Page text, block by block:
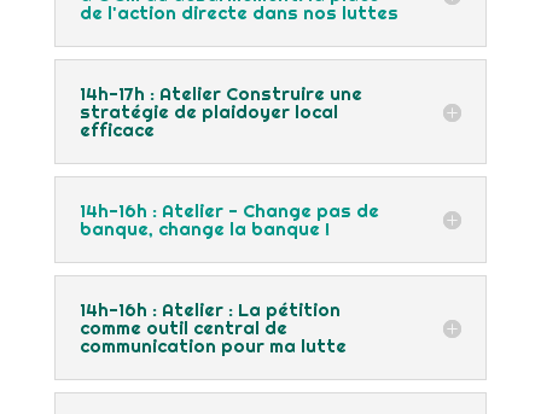
de l'action directe dans nos luttes
14h-17h : Atelier Construire une
stratégie de plaidoyer local
efficace
14h-16h : Atelier - Change pas de
banque, change la banque !
14h-16h : Atelier : La pétition
comme outil central de
communication pour ma lutte